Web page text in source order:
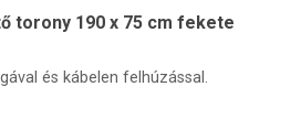
torony 190 x 75 cm fekete
és kábelen felhúzással.